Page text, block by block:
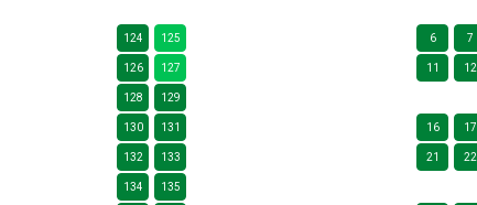
124 125 6 7
126 127 11 12
128 129
130 131 16 17
132 133 21 22
134 135